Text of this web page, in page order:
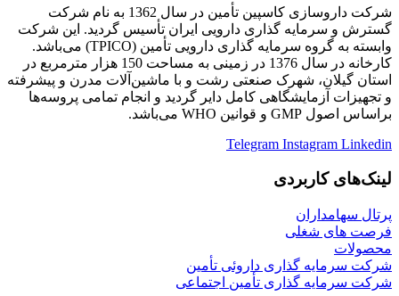
شرکت داروسازی کاسپین تأمین در سال 1362 به نام شرکت
گسترش و سرمایه گذاری دارویی ایران تأسیس گردید. این شرکت
وابسته به گروه سرمایه گذاری دارویی تأمین (TPICO) می‌باشد.
کارخانه در سال 1376 در زمینی به مساحت 150 هزار مترمربع در
استان گیلان، شهرک صنعتی رشت و با ماشین‌آلات مدرن و پیشرفته
و تجهیزات آزمایشگاهی کامل دایر گردید و انجام تمامی پروسه‌ها
براساس اصول GMP و قوانین WHO می‌باشد.
Telegram Instagram Linkedin
لینک‌های کاربردی
پرتال سهامداران
فرصت های شغلی
محصولات
شرکت سرمایه گذاری داروئی تأمین
شرکت سرمایه گذاری تأمین اجتماعی